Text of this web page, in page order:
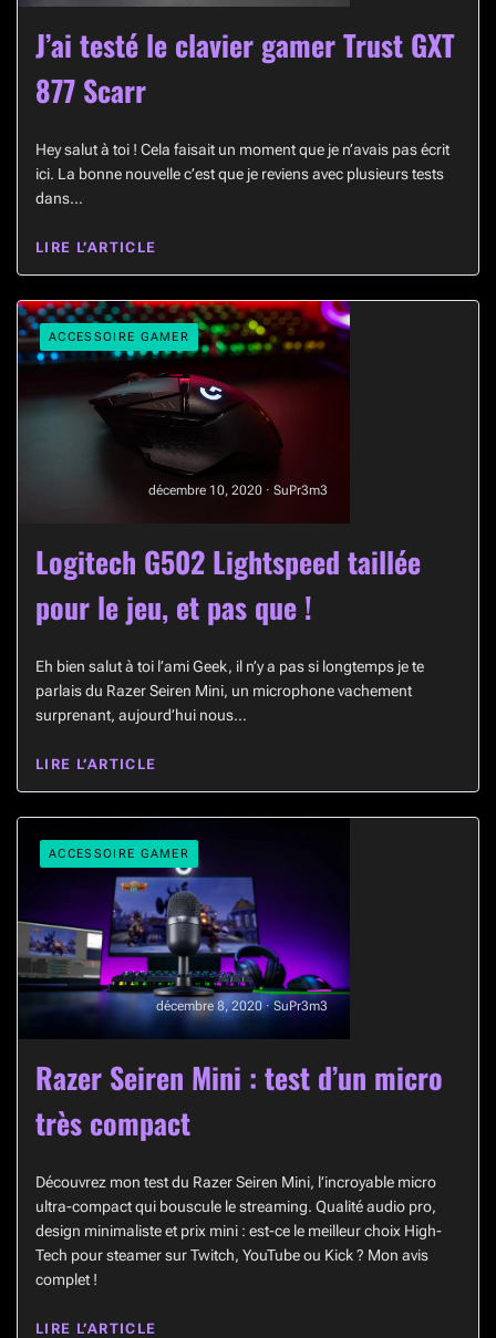
J’ai testé le clavier gamer Trust GXT
877 Scarr
Hey salut à toi ! Cela faisait un moment que je n’avais pas écrit
ici. La bonne nouvelle c’est que je reviens avec plusieurs tests
dans…
LIRE L’ARTICLE
ACCESSOIRE GAMER
décembre 10, 2020 · SuPr3m3
Logitech G502 Lightspeed taillée
pour le jeu, et pas que !
Eh bien salut à toi l’ami Geek, il n’y a pas si longtemps je te
parlais du Razer Seiren Mini, un microphone vachement
surprenant, aujourd’hui nous…
LIRE L’ARTICLE
ACCESSOIRE GAMER
décembre 8, 2020 · SuPr3m3
Razer Seiren Mini : test d’un micro
très compact
Découvrez mon test du Razer Seiren Mini, l’incroyable micro
ultra-compact qui bouscule le streaming. Qualité audio pro,
design minimaliste et prix mini : est-ce le meilleur choix High-
Tech pour steamer sur Twitch, YouTube ou Kick ? Mon avis
complet !
LIRE L’ARTICLE